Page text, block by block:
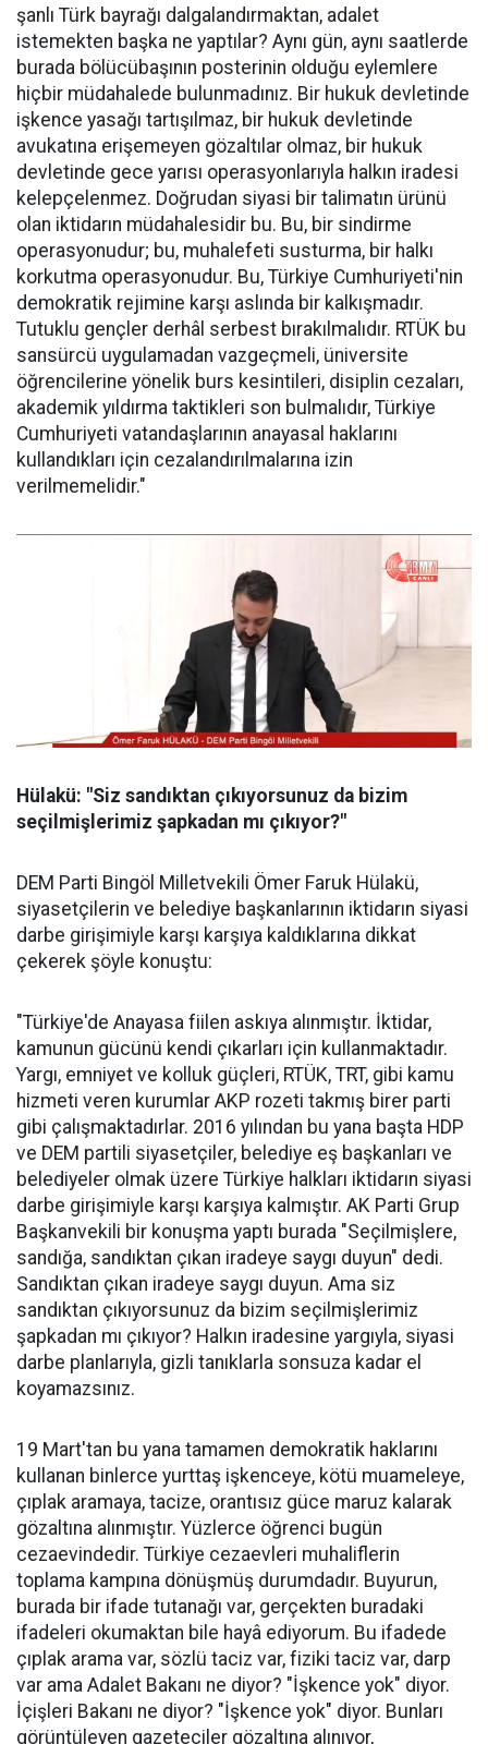
şanlı Türk bayrağı dalgalandırmaktan, adalet
istemekten başka ne yaptılar? Aynı gün, aynı saatlerde
burada bölücübaşının posterinin olduğu eylemlere
hiçbir müdahalede bulunmadınız. Bir hukuk devletinde
işkence yasağı tartışılmaz, bir hukuk devletinde
avukatına erişemeyen gözaltılar olmaz, bir hukuk
devletinde gece yarısı operasyonlarıyla halkın iradesi
kelepçelenmez. Doğrudan siyasi bir talimatın ürünü
olan iktidarın müdahalesidir bu. Bu, bir sindirme
operasyonudur; bu, muhalefeti susturma, bir halkı
korkutma operasyonudur. Bu, Türkiye Cumhuriyeti'nin
demokratik rejimine karşı aslında bir kalkışmadır.
Tutuklu gençler derhâl serbest bırakılmalıdır. RTÜK bu
sansürcü uygulamadan vazgeçmeli, üniversite
öğrencilerine yönelik burs kesintileri, disiplin cezaları,
akademik yıldırma taktikleri son bulmalıdır, Türkiye
Cumhuriyeti vatandaşlarının anayasal haklarını
kullandıkları için cezalandırılmalarına izin
verilmemelidir."
Hülakü: "Siz sandıktan çıkıyorsunuz da bizim
seçilmişlerimiz şapkadan mı çıkıyor?"
DEM Parti Bingöl Milletvekili Ömer Faruk Hülakü,
siyasetçilerin ve belediye başkanlarının iktidarın siyasi
darbe girişimiyle karşı karşıya kaldıklarına dikkat
çekerek şöyle konuştu:
"Türkiye'de Anayasa fiilen askıya alınmıştır. İktidar,
kamunun gücünü kendi çıkarları için kullanmaktadır.
Yargı, emniyet ve kolluk güçleri, RTÜK, TRT, gibi kamu
hizmeti veren kurumlar AKP rozeti takmış birer parti
gibi çalışmaktadırlar. 2016 yılından bu yana başta HDP
ve DEM partili siyasetçiler, belediye eş başkanları ve
belediyeler olmak üzere Türkiye halkları iktidarın siyasi
darbe girişimiyle karşı karşıya kalmıştır. AK Parti Grup
Başkanvekili bir konuşma yaptı burada "Seçilmişlere,
sandığa, sandıktan çıkan iradeye saygı duyun" dedi.
Sandıktan çıkan iradeye saygı duyun. Ama siz
sandıktan çıkıyorsunuz da bizim seçilmişlerimiz
şapkadan mı çıkıyor? Halkın iradesine yargıyla, siyasi
darbe planlarıyla, gizli tanıklarla sonsuza kadar el
koyamazsınız.
19 Mart'tan bu yana tamamen demokratik haklarını
kullanan binlerce yurttaş işkenceye, kötü muameleye,
çıplak aramaya, tacize, orantısız güce maruz kalarak
gözaltına alınmıştır. Yüzlerce öğrenci bugün
cezaevindedir. Türkiye cezaevleri muhaliflerin
toplama kampına dönüşmüş durumdadır. Buyurun,
burada bir ifade tutanağı var, gerçekten buradaki
ifadeleri okumaktan bile hayâ ediyorum. Bu ifadede
çıplak arama var, sözlü taciz var, fiziki taciz var, darp
var ama Adalet Bakanı ne diyor? "İşkence yok" diyor.
İçişleri Bakanı ne diyor? "İşkence yok" diyor. Bunları
görüntüleyen gazeteciler gözaltına alınıyor,